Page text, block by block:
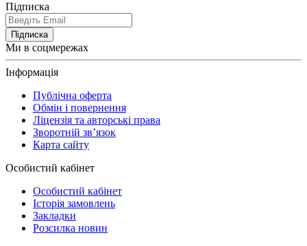
Підписка
Підписка
Ми в соцмережах
Інформація
Публічна оферта
Обмін і повернення
Ліцензія та авторські права
Зворотній зв’язок
Карта сайту
Особистий кабінет
Особистий кабінет
Історія замовлень
Закладки
Розсилка новин